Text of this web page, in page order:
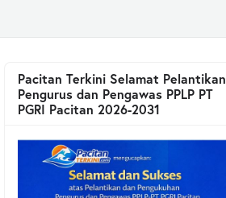
Pacitan Terkini Selamat Pelantikan
Pengurus dan Pengawas PPLP PT
PGRI Pacitan 2026-2031